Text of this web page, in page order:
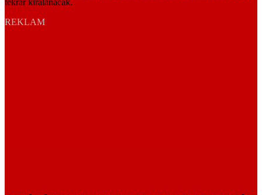
REKLAM